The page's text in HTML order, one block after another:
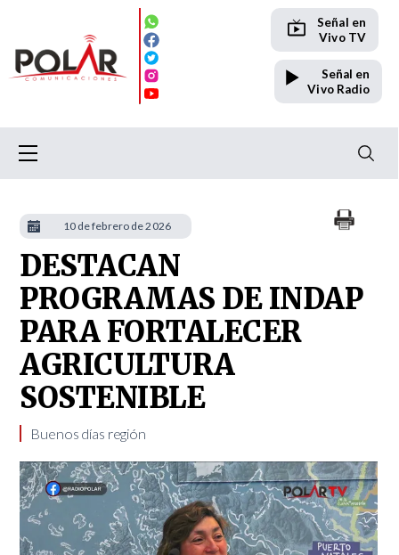
Señal en
Vivo TV
Señal en
Vivo Radio
DESTACAN
PROGRAMAS DE INDAP
PARA FORTALECER
AGRICULTURA
SOSTENIBLE
Buenos días región
10 de febrero de 2026